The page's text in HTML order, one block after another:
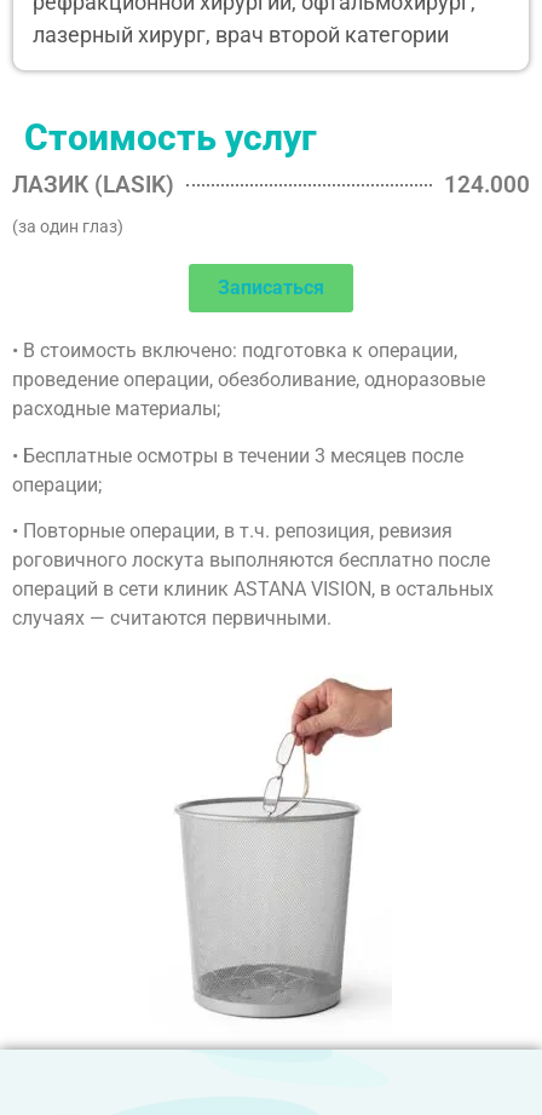
лазерный хирург, врач второй категории
Стоимость услуг
ЛАЗИК (LASIK) 124.000
(за один глаз)
Записаться
• В стоимость включено: подготовка к операции,
проведение операции, обезболивание, одноразовые
расходные материалы;
• Бесплатные осмотры в течении 3 месяцев после
операции;
• Повторные операции, в т.ч. репозиция, ревизия
роговичного лоскута выполняются бесплатно после
операций в сети клиник ASTANA VISION, в остальных
случаях — считаются первичными.